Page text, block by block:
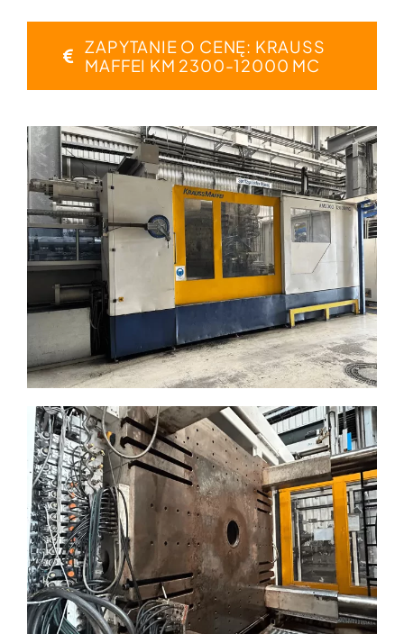
ZAPYTANIE O CENĘ: KRAUSS
MAFFEI KM 2300-12000 MC